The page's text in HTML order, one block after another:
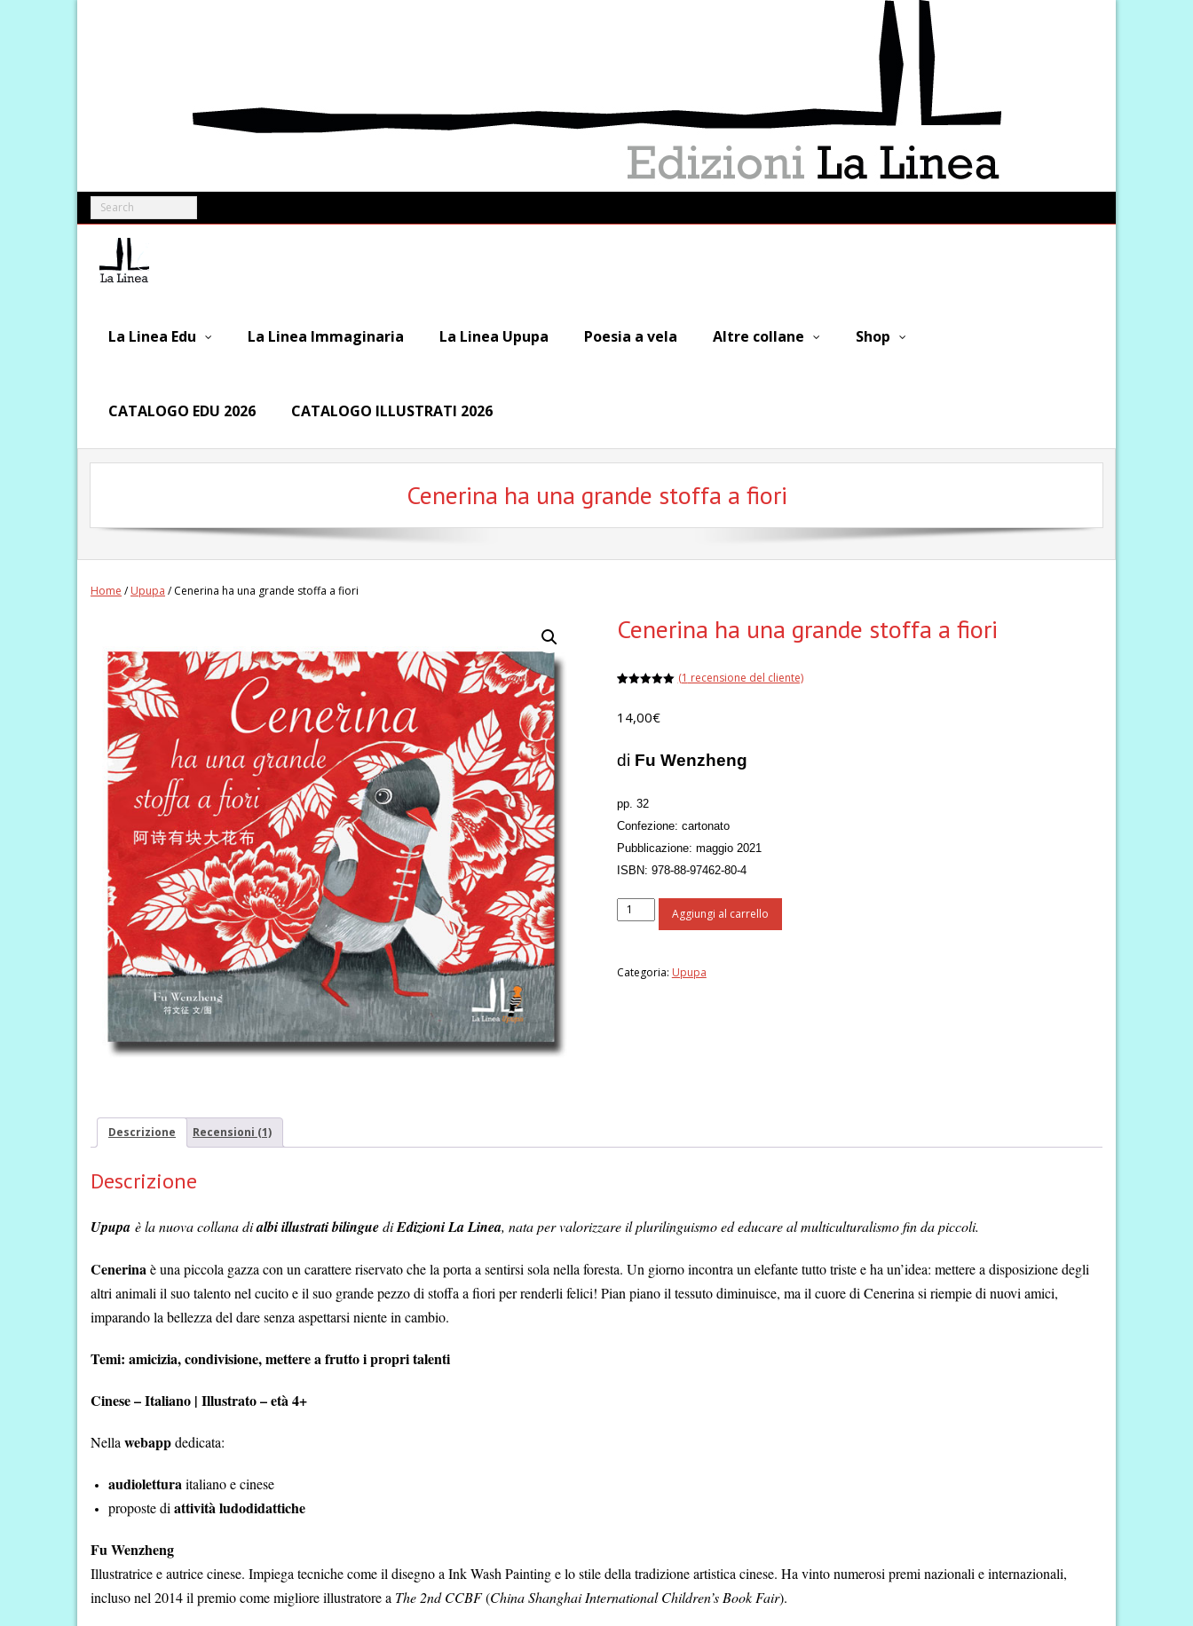
La Linea Edu La Linea Immaginaria La Linea Upupa Poesia a vela Altre collane Shop
CATALOGO EDU 2026 CATALOGO ILLUSTRATI 2026
Cenerina ha una grande stoffa a fiori
Home /Upupa / Cenerina ha una grande stoffa a fiori
Cenerina ha una grande stoffa a fiori
su base
(1 recensione del cliente)
14,00€
di Fu Wenzheng
pp. 32
Confezione: cartonato
Pubblicazione: maggio 2021
ISBN: 978-88-97462-80-4
Cenerina
ha
stoffa
Aggiungi al carrello
Categoria: Upupa
Descrizione Recensioni (1)
Descrizione
Upupa è la nuova collana dialbi illustrati bilinguediEdizioni La Linea, nata per valorizzare il plurilinguismo ed educare al multiculturalismo fin da piccoli.
Cenerinaè una piccola gazza con un carattere riservato che la porta a sentirsi sola nella foresta. Un giorno incontra un elefante tutto triste e ha un’idea: mettere a disposizione degli
altri animali il suo talento nel cucito e il suo grande pezzo di stoffa a fiori per renderli felici! Pian piano il tessuto diminuisce, ma il cuore di Cenerina si riempie di nuovi amici,
imparando la bellezza del dare senza aspettarsi niente in cambio.
Temi: amicizia, condivisione, mettere a frutto i propri talenti
Cinese – Italiano | Illustrato – età 4+
Nella webappdedicata:
audioletturaitaliano e cinese
proposte di attività ludodidattiche
Fu Wenzheng
Illustratrice e autrice cinese. Impiega tecniche come il disegno a Ink Wash Painting e lo stile della tradizione artistica cinese. Ha vinto numerosi premi nazionali e internazionali,
incluso nel 2014 il premio come migliore illustratore a The 2nd CCBF(China Shanghai International Children’s Book Fair).